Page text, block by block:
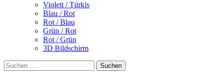
Violett / Türkis
Blau / Rot
Rot / Blau
Grün / Rot
Rot / Grün
3D Bildschirm
Suchen
nach: